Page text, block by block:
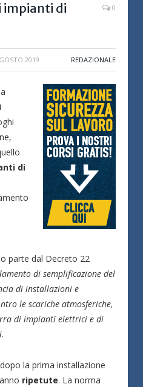
impianti di
0
2019 REDAZIONALE
di
parte dal Decreto 22
di semplificazione del
di installazioni e
le scariche atmosferiche,
di impianti elettrici e di
.
la prima installazione
ripetute. La norma